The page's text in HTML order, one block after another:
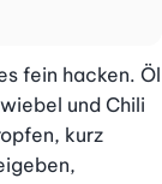
fein hacken. Öl
und Chili
kurz